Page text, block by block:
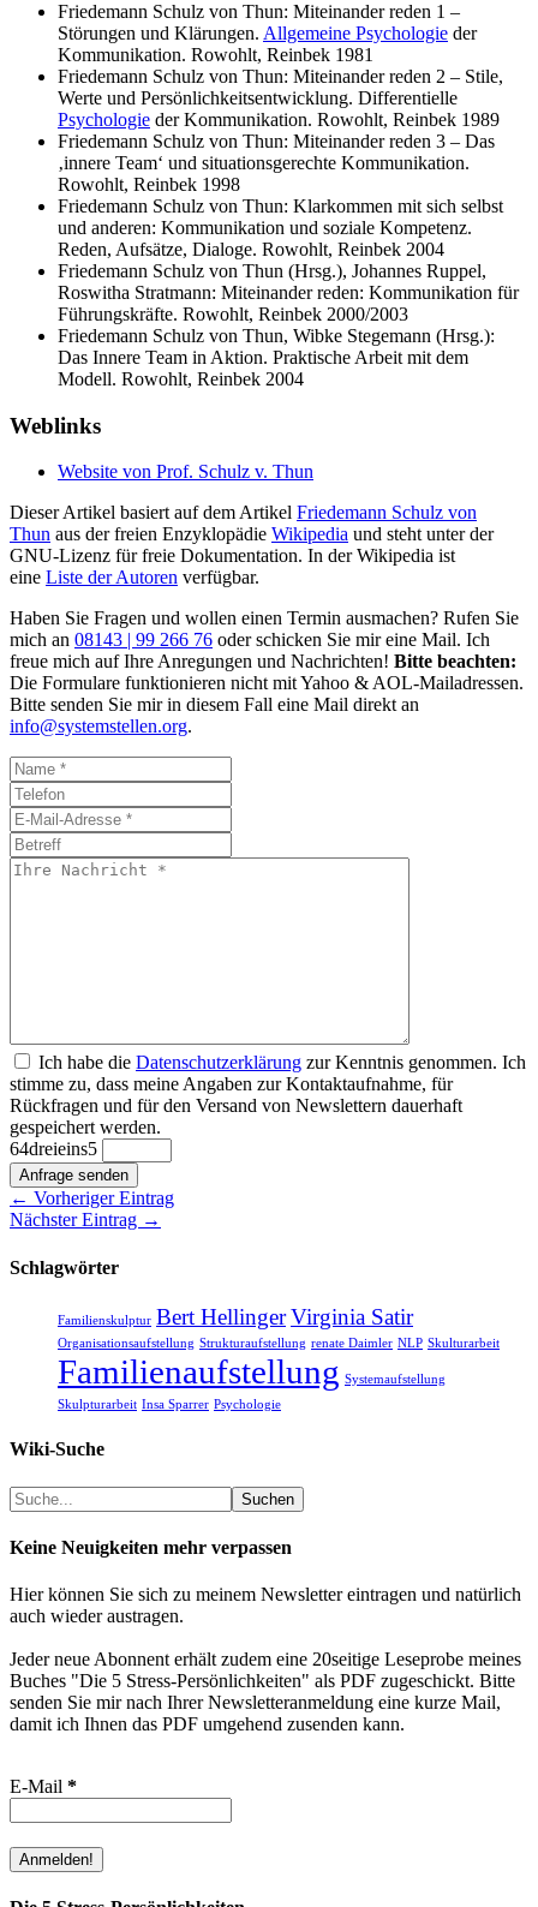
Friedemann Schulz von Thun: Miteinander reden 1 –
Störungen und Klärungen. Allgemeine Psychologie der
Kommunikation. Rowohlt, Reinbek 1981
Friedemann Schulz von Thun: Miteinander reden 2 – Stile,
Werte und Persönlichkeitsentwicklung. Differentielle
Psychologie der Kommunikation. Rowohlt, Reinbek 1989
Friedemann Schulz von Thun: Miteinander reden 3 – Das
‚innere Team‘ und situationsgerechte Kommunikation.
Rowohlt, Reinbek 1998
Friedemann Schulz von Thun: Klarkommen mit sich selbst
und anderen: Kommunikation und soziale Kompetenz.
Reden, Aufsätze, Dialoge. Rowohlt, Reinbek 2004
Friedemann Schulz von Thun (Hrsg.), Johannes Ruppel,
Roswitha Stratmann: Miteinander reden: Kommunikation für
Führungskräfte. Rowohlt, Reinbek 2000/2003
Friedemann Schulz von Thun, Wibke Stegemann (Hrsg.):
Das Innere Team in Aktion. Praktische Arbeit mit dem
Modell. Rowohlt, Reinbek 2004
Weblinks
Website von Prof. Schulz v. Thun
Dieser Artikel basiert auf dem Artikel Friedemann Schulz von
Thun aus der freien Enzyklopädie Wikipedia und steht unter der
GNU-Lizenz für freie Dokumentation. In der Wikipedia ist
eine Liste der Autoren verfügbar.
Haben Sie Fragen und wollen einen Termin ausmachen? Rufen Sie
mich an 08143 | 99 266 76 oder schicken Sie mir eine Mail. Ich
freue mich auf Ihre Anregungen und Nachrichten! Bitte beachten:
Die Formulare funktionieren nicht mit Yahoo & AOL-Mailadressen.
Bitte senden Sie mir in diesem Fall eine Mail direkt an
info@systemstellen.org.
Ich habe die Datenschutzerklärung zur Kenntnis genommen. Ich
stimme zu, dass meine Angaben zur Kontaktaufnahme, für
Rückfragen und für den Versand von Newslettern dauerhaft
gespeichert werden.
64dreieins5
Anfrage senden
← Vorheriger Eintrag
Nächster Eintrag →
Schlagwörter
Familienskulptur Bert HellingerVirginia Satir
Organisationsaufstellung Strukturaufstellung renate Daimler NLP Skulturarbeit
Familienaufstellung Systemaufstellung
Skulpturarbeit Insa Sparrer Psychologie
Wiki-Suche
Suchen Suchen
Keine Neuigkeiten mehr verpassen
Hier können Sie sich zu meinem Newsletter eintragen und natürlich
auch wieder austragen.
Jeder neue Abonnent erhält zudem eine 20seitige Leseprobe meines
Buches "Die 5 Stress-Persönlichkeiten" als PDF zugeschickt. Bitte
senden Sie mir nach Ihrer Newsletteranmeldung eine kurze Mail,
damit ich Ihnen das PDF umgehend zusenden kann.
E-Mail *